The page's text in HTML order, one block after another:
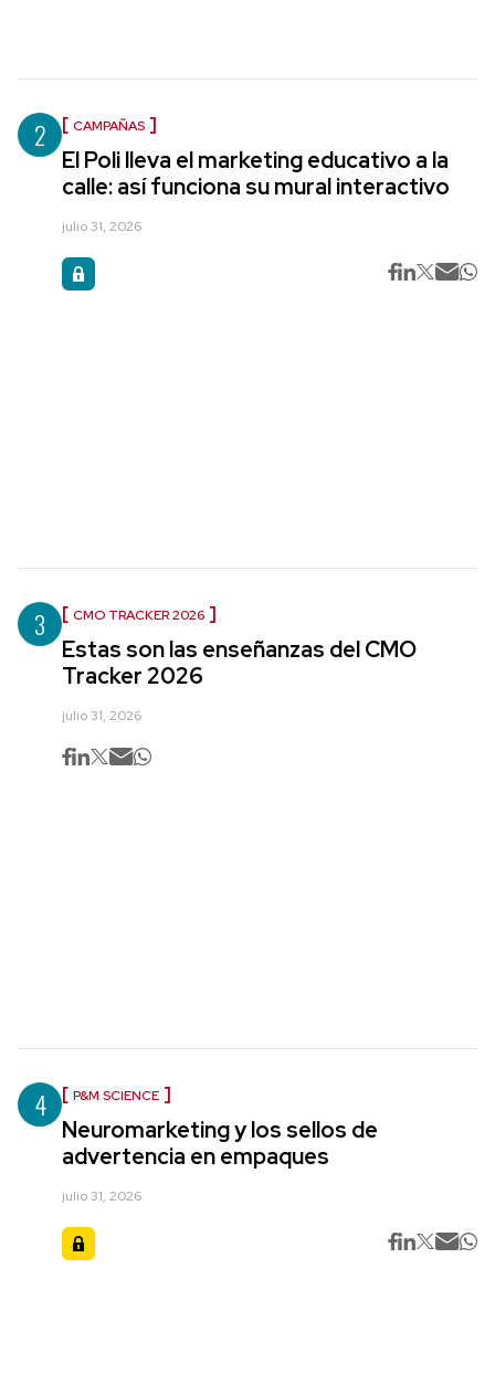
2 CAMPAÑAS
El Poli lleva el marketing educativo a la
calle: así funciona su mural interactivo
julio 31, 2026
3 CMO TRACKER 2026
Estas son las enseñanzas del CMO
Tracker 2026
julio 31, 2026
4 P&M SCIENCE
Neuromarketing y los sellos de
advertencia en empaques
julio 31, 2026